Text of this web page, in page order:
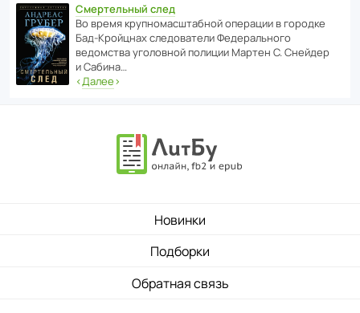
Смертельный след
Во время круп­но­мас­ш­та­бной операции в городке
Бад‑Крой­цнах следо­ва­тели Феде­раль­ного
ведомства уголо­вной полиции Мартен С. Снейдер
и Сабина…
‹Далее›
Новинки
Подборки
Обратная связь